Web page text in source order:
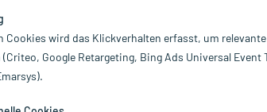
Inhalt:
PZN:
Cookies wird das Klickverhalten erfasst, um
Google Retargeting, Bing Ads Universal